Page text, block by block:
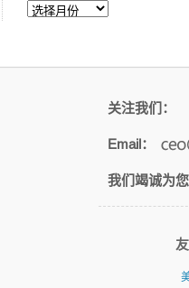
按
览
关注我们：
Email：
我们竭诚为您